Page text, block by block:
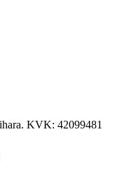
KVK: 42099481